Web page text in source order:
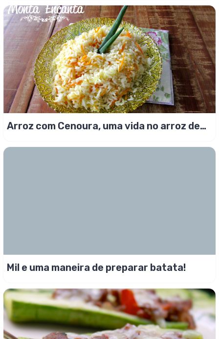
Arroz com Cenoura, uma vida no arroz de
Mil e uma maneira de preparar batata!